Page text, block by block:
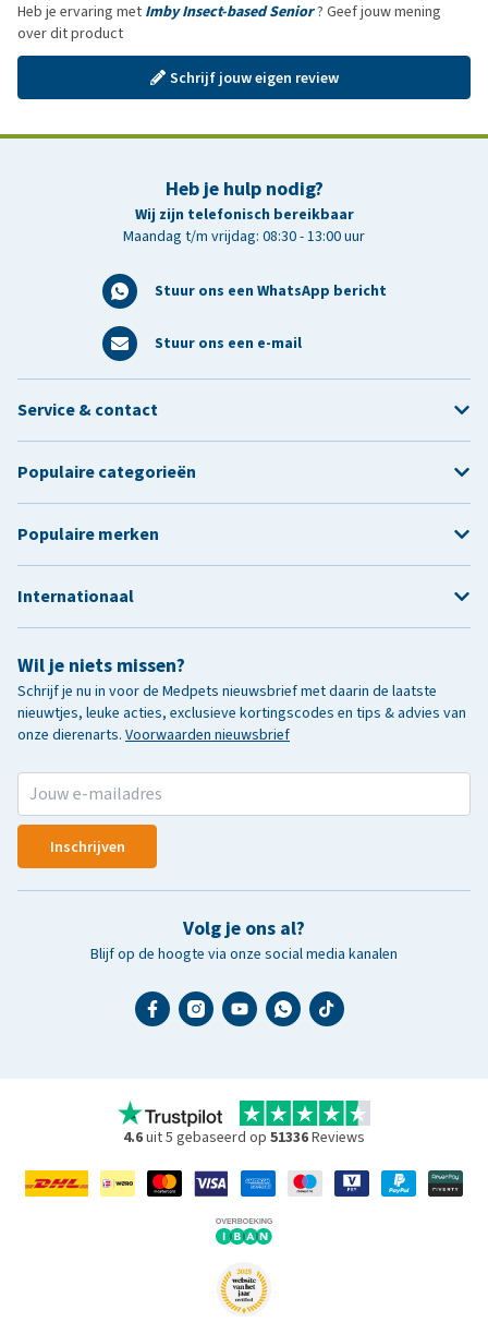
Heb je ervaring met Imby Insect-based Senior? Geef jouw mening
over dit product
Schrijf jouw eigen review
Heb je hulp nodig?
Wij zijn telefonisch bereikbaar
Maandag t/m vrijdag: 08:30 - 13:00 uur
Stuur ons een WhatsApp bericht
Stuur ons een e-mail
Wil je niets missen?
Schrijf je nu in voor de Medpets nieuwsbrief met daarin de laatste
nieuwtjes, leuke acties, exclusieve kortingscodes en tips & advies van
onze dierenarts. Voorwaarden nieuwsbrief
Inschrijven
Volg je ons al?
Blijf op de hoogte via onze social media kanalen
Service & contact
Populaire categorieën
Populaire merken
Internationaal
4.6uit 5 gebaseerd op 51336Reviews